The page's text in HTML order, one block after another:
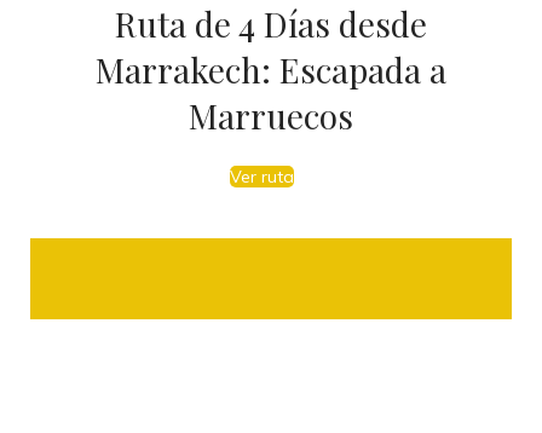
Ruta de 4 Días desde
Marrakech: Escapada a
Marruecos
Ver ruta